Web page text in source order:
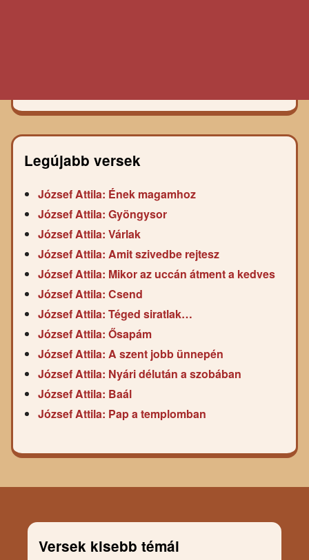
Legújabb versek
József Attila: Ének magamhoz
József Attila: Gyöngysor
József Attila: Várlak
József Attila: Amit szivedbe rejtesz
József Attila: Mikor az uccán átment a kedves
József Attila: Csend
József Attila: Téged siratlak…
József Attila: Ősapám
József Attila: A szent jobb ünnepén
József Attila: Nyári délután a szobában
József Attila: Baál
József Attila: Pap a templomban
Versek kisebb témái